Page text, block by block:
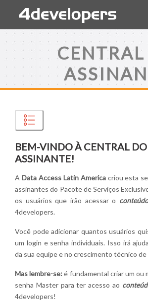
BEM-VINDO À CENTRAL DO
ASSINANTE!
A Data Access Latin Americacriou esta
assinantes do Pacote de Serviços
os usuários que irão acessar o
4developers.
Você pode adicionar quantos usuários
um login e senha individuais. Isso irá
da sua equipe e no crescimento técnico de
Mas lembre-se: é fundamental criar um ou
senha Master para ter acesso ao
4developers!